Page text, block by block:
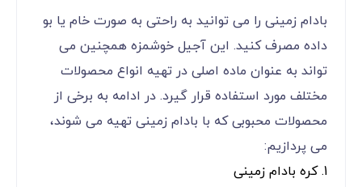
بادام زمینی را می‌ توانید به راحتی به صورت خام یا بو
داده مصرف کنید. این آجیل خوشمزه همچنین می
‌تواند به عنوان ماده اصلی در تهیه انواع محصولات
مختلف مورد استفاده قرار گیرد. در ادامه به برخی از
محصولات محبوبی که با بادام زمینی تهیه می ‌شوند،
می ‌پردازیم:
1. کره بادام زمینی